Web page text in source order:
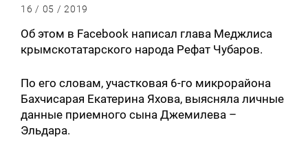
16 / 05 / 2019
Об этом в Facebook написал глава Меджлиса
крымскотатарского народа Рефат Чубаров.
По его словам, участковая 6-го микрорайона
Бахчисарая Екатерина Яхова, выясняла личные
данные приемного сына Джемилева –
Эльдара.